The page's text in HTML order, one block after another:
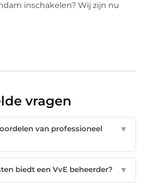
inschakelen? Wij zijn nu
vragen
van professioneel
▼
biedt een VvE beheerder? ▼